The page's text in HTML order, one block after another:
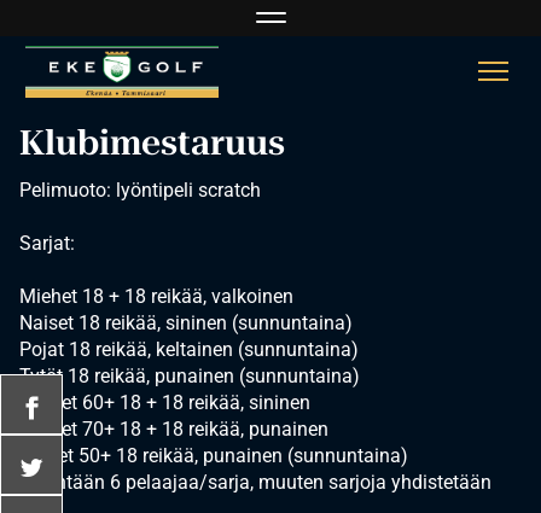
Navigaatio
Klubimestaruus
Pelimuoto: lyöntipeli scratch
Sarjat:
Miehet 18 + 18 reikää, valkoinen
Naiset 18 reikää, sininen (sunnuntaina)
Pojat 18 reikää, keltainen (sunnuntaina)
Tytöt 18 reikää, punainen (sunnuntaina)
Miehet 60+ 18 + 18 reikää, sininen
Miehet 70+ 18 + 18 reikää, punainen
Naiset 50+ 18 reikää, punainen (sunnuntaina)
vähintään 6 pelaajaa/sarja, muuten sarjoja yhdistetään